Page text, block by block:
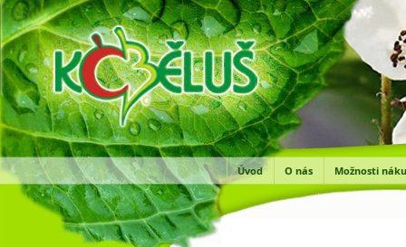
Úvod O nás Možnosti